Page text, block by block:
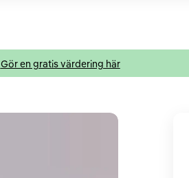
Gör en gratis värdering här